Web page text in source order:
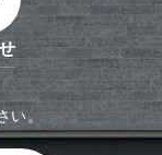
い。